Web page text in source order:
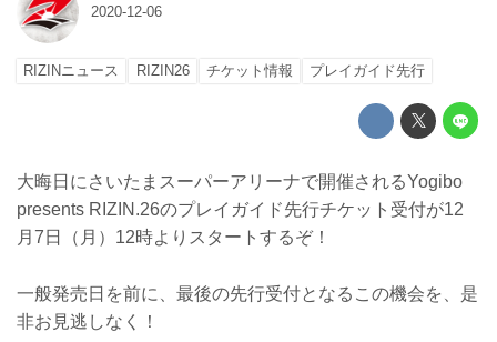
2020-12-06
RIZINニュース RIZIN26 チケット情報 プレイガイド先行
大晦日にさいたまスーパーアリーナで開催されるYogibo
presents RIZIN.26のプレイガイド先行チケット受付が12
月7日（月）12時よりスタートするぞ！
一般発売日を前に、最後の先行受付となるこの機会を、是
非お見逃しなく！